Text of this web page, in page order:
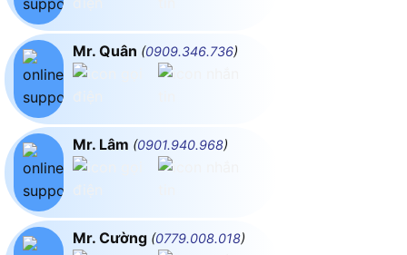
Mr. Quân (0909.346.736)
Mr. Lâm (0901.940.968)
Mr. Cường (0779.008.018)